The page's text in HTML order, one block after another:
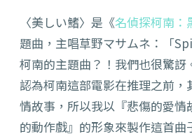
〈美しい鰭〉是《名偵探柯南：
題曲，主唱草野マサムネ：「
柯南的主題曲？！我們也很驚訝
認為柯南這部電影在推理之前，
情故事，所以我以『悲傷的愛情
的動作戲』的形象來製作這首曲